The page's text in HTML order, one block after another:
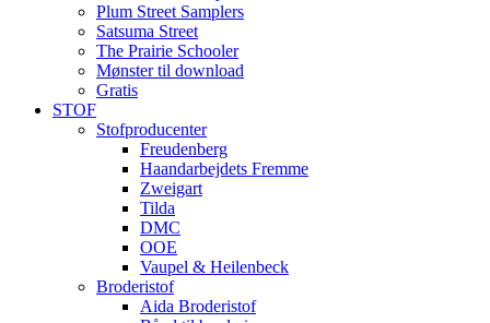
Plum Street Samplers
Satsuma Street
The Prairie Schooler
Mønster til download
Gratis
STOF
Stofproducenter
Freudenberg
Haandarbejdets Fremme
Zweigart
Tilda
DMC
OOE
Vaupel & Heilenbeck
Broderistof
Aida Broderistof